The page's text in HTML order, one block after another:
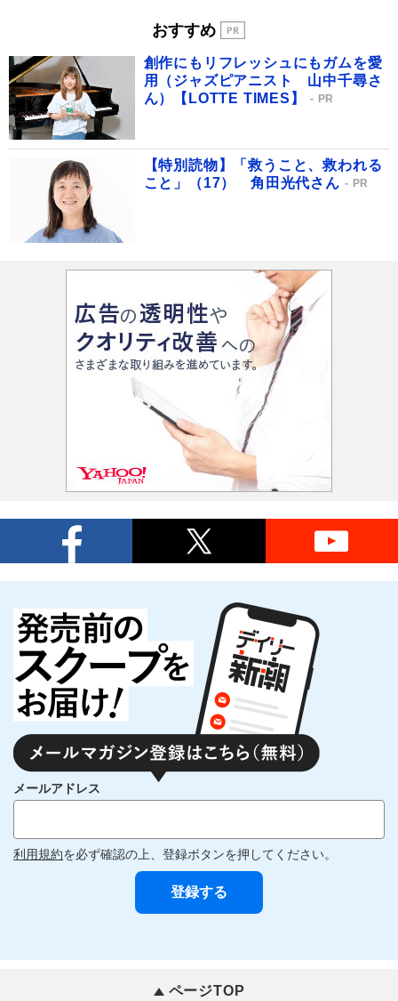
おすすめ
創作にもリフレッシュにもガムを愛
用（ジャズピアニスト 山中千尋さ
ん）【LOTTE TIMES】
PR
【特別読物】「救うこと、救われる
こと」（17） 角田光代さん
PR
メールアドレス
利用規約を必ず確認の上、登録ボタンを押してください。
ページTOP